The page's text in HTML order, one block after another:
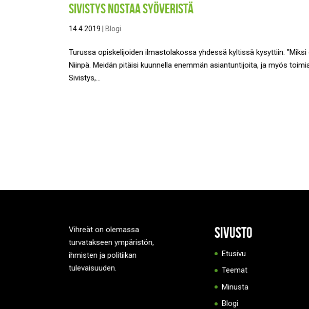
Sivistys nostaa syöveristä
14.4.2019 Blogi
Turussa opiskelijoiden ilmastolakossa yhdessä kyltissä kysyttiin:
Niinpä. Meidän pitäisi kuunnella enemmän asiantuntijoita, ja myös
Sivistys,...
Vihreät on olemassa
turvatakseen ympäristön,
ihmisten ja politiikan
tulevaisuuden.
Sivusto
Etusivu
Teemat
Minusta
Blogi